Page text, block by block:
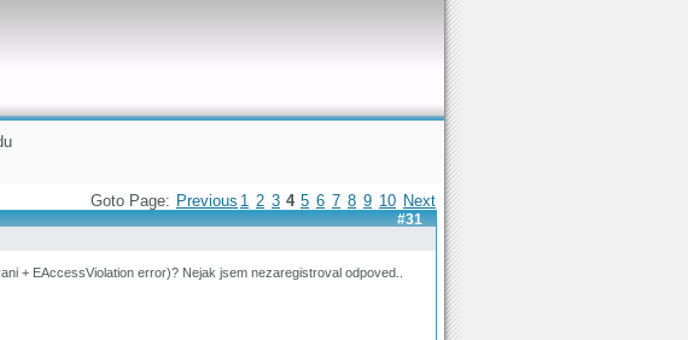
Goto Page: Previous 1 2 3 4 5 6 7 8 9 10 Next
#31
+ EAccessViolation error)? Nejak jsem nezaregistroval odpoved..